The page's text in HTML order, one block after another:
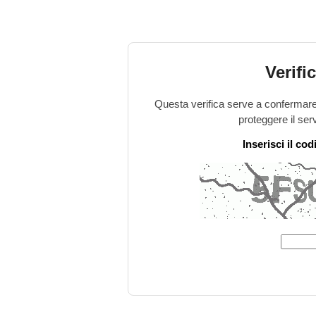
Questa verifica serve a
proteggere il
Inserisci il